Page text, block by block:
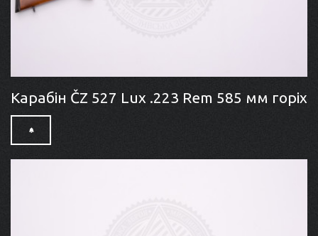
Карабін ČZ 527 Lux .223 Rem 585 мм горіх